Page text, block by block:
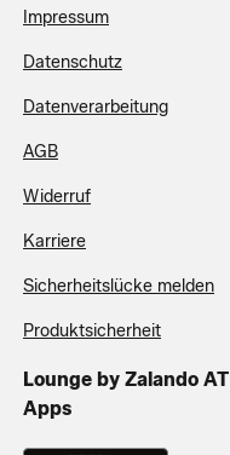
Impressum
Datenschutz
Datenverarbeitung
AGB
Widerruf
Karriere
Sicherheitslücke melden
Produktsicherheit
Lounge by Zalando AT
Apps